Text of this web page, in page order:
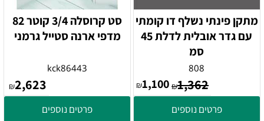
מתקן פינתי נשלף דו קומתי
עם גדר אובלית לדלת 45
סמ
808
₪1,362
₪1,100
פרטים נוספים
סט קרוסלה 3/4 קוטר 82
מדפי ארנה סטייל גרמני
kck86443
₪2,623
פרטים נוספים